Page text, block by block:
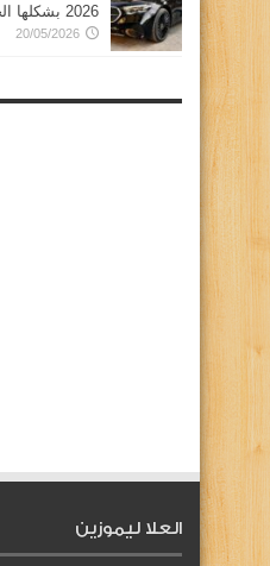
2026 بشكلها الجديد المتطور ……
20/05/2026
العلا ليموزين